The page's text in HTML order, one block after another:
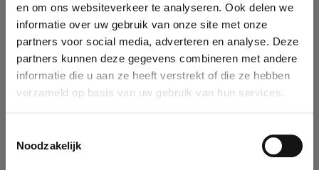
en om ons websiteverkeer te analyseren. Ook delen we
informatie over uw gebruik van onze site met onze
partners voor social media, adverteren en analyse. Deze
partners kunnen deze gegevens combineren met andere
informatie die u aan ze heeft verstrekt of die ze hebben
verzameld op basis van uw gebruik van hun services.
Noodzakelijk
Identification
Please fill in your company details
You can search a company in our database by name, VAT or
enterprise ID. When a company is selected it will auto-complete the
form. If you don't find your company in our database, you can create
See details
Ok